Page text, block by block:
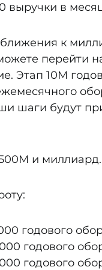
выручки в
к
перейти
Этап 10М
шаги будут
и миллиард.
годового
годового
годового